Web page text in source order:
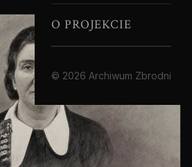
O PROJEKCIE
© 2026 Archiwum Zbrodni
SERYJNI MORDERCY